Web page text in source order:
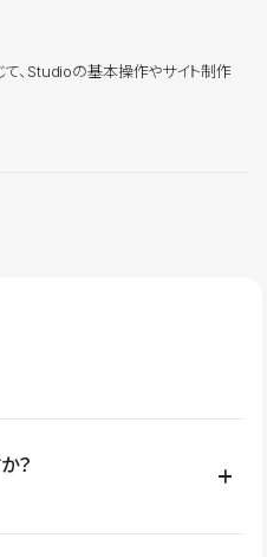
、Studioの基本操作やサイト制作
？